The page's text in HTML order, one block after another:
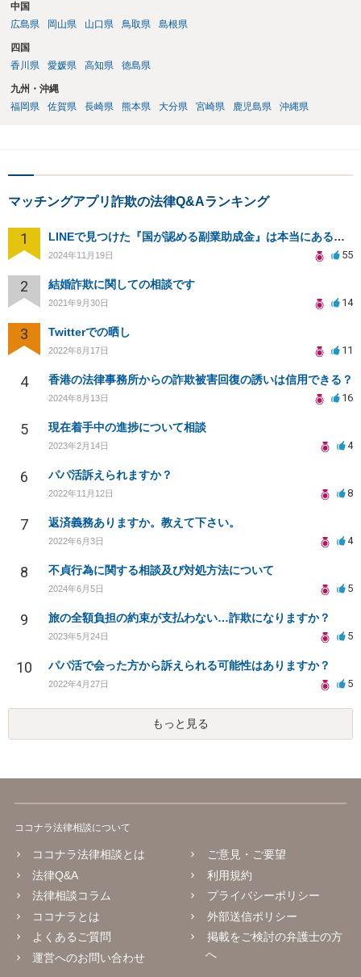
中国
広島県
岡山県 山口県 鳥取県 島根県
四国
香川県
愛媛県 高知県 徳島県
九州・沖縄
福岡県
佐賀県 長崎県 熊本県 大分県 宮崎県 鹿児島県 沖縄県
マッチングアプリ詐欺の法律Q&Aランキング
1 LINEで見つけた『国が認める副業助成金』は本当にあるのですか？今それで訴えられそうでどうすれば？
2024年11月19日 55
2 結婚詐欺に関しての相談です
2021年9月30日 14
3 Twitterでの晒し
2022年8月17日 11
4 香港の法律事務所からの詐欺被害回復の誘いは信用できる？
2024年8月13日 16
5 現在着手中の進捗について相談
2023年2月14日 4
6 パパ活訴えられますか？
2022年11月12日 8
7 返済義務ありますか。教えて下さい。
2022年6月3日 4
8 不貞行為に関する相談及び対処方法について
2024年6月5日 5
9 旅の全額負担の約束が支払わない…詐欺になりますか？
2023年5月24日 5
10 パパ活で会った方から訴えられる可能性はありますか？
2022年4月27日 5
もっと見る
ココナラ法律相談について
ココナラ法律相談とは
法律Q&A
法律相談コラム
ココナラとは
よくあるご質問
運営へのお問い合わせ
ご意見・ご要望
利用規約
プライバシーポリシー
外部送信ポリシー
掲載をご検討の弁護士の方
へ